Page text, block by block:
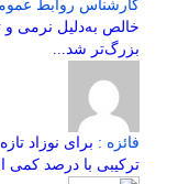
کارشناس روابط
خالص به‌دلیل نرمی و
بزرگ‌تر شد...
فائزه : برای نوزاد
ترکیبی با درصد کمی